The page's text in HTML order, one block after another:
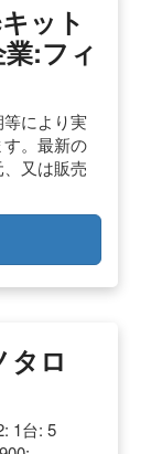
ット
:フィ
により実
。最新の
又は販売
タロ
1台: 5